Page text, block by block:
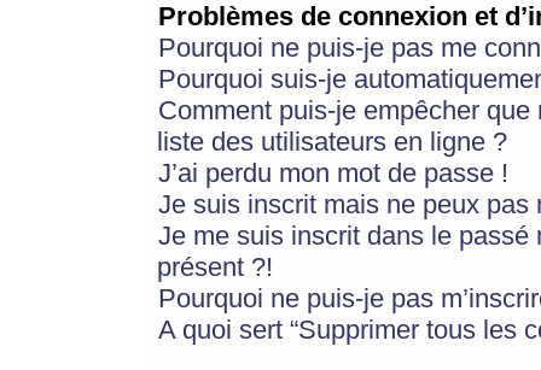
Problèmes de connexion et
Pourquoi ne puis-je pas me
Pourquoi suis-je
Comment puis-je empêcher
liste des utilisateurs en ligne ?
J’ai perdu mon mot de passe !
Je suis inscrit mais ne peux pas
Je me suis inscrit dans le
présent ?!
Pourquoi ne puis-je pas
A quoi sert “Supprimer tous les